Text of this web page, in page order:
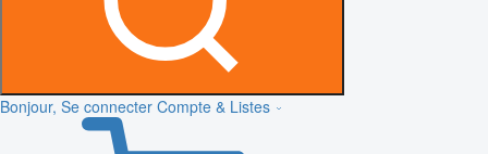
Bonjour, Se connecter Compte & Listes